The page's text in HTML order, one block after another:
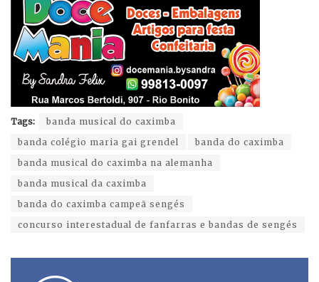
Tags:
banda musical do caximba
banda colégio maria gai grendel
banda do caximba
banda musical do caximba na alemanha
banda musical da caximba
banda do caximba campeã sengés
concurso interestadual de fanfarras e bandas de sengés